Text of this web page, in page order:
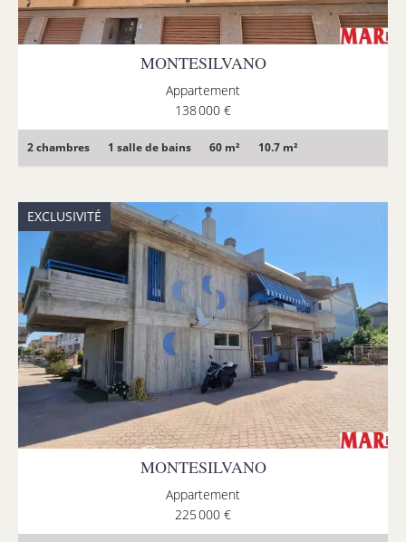
MONTESILVANO
Appartement
138 000 €
2 chambres 1 salle de bains 60 m² 10.7 m²
MONTESILVANO
Appartement
225 000 €
EXCLUSIVITÉ